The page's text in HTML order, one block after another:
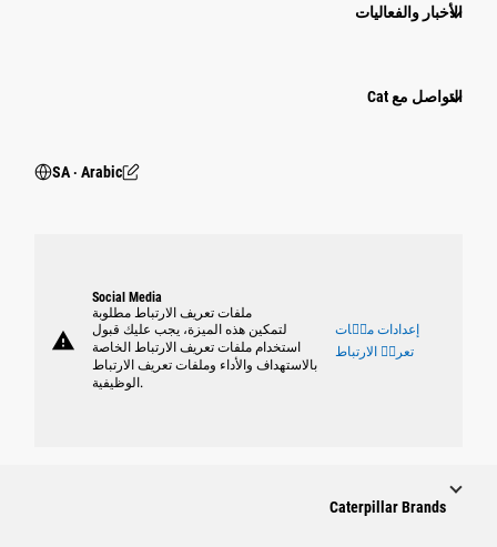
الأخبار والفعاليات
التواصل مع Cat
SA ‧ Arabic
warning
Social Media
ملفات تعريف الارتباط مطلوبة
لتمكين هذه الميزة، يجب عليك قبول
استخدام ملفات تعريف الارتباط الخاصة
بالاستهداف والأداء وملفات تعريف الارتباط
الوظيفية.
إعدادات ملٝات
تعريٝ الارتباط
Caterpillar Brands